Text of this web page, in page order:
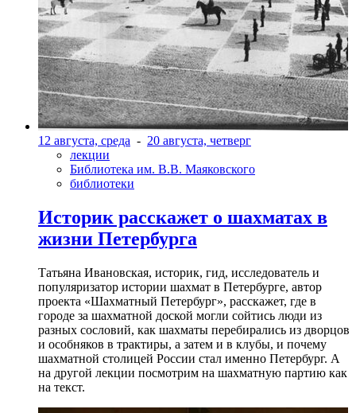
12 августа, среда - 20 августа, четверг
лекции
Библиотека им. В.В. Маяковского
библиотеки
Историк расскажет о шахматах в
жизни Петербурга
Татьяна Ивановская, историк, гид, исследователь и
популяризатор истории шахмат в Петербурге, автор
проекта «Шахматный Петербург», расскажет, где в
городе за шахматной доской могли сойтись люди из
разных сословий, как шахматы перебирались из дворцов
и особняков в трактиры, а затем и в клубы, и почему
шахматной столицей России стал именно Петербург. А
на другой лекции посмотрим на шахматную партию как
на текст.